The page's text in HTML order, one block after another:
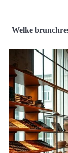
Welke